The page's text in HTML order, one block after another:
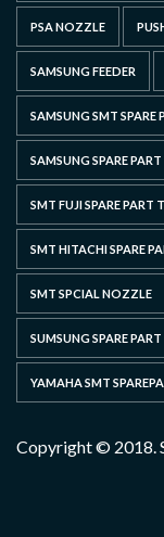
PSA NOZZLE
SAMSUNG FEEDER
SAMSUNG SMT SPARE
SAMSUNG SPARE
SMT FUJI SPARE PART
SMT HITACHI SPARE
SMT SPCIAL NOZZLE
SUMSUNG SPARE PART
YAMAHA SMT
Copyright © 2018.